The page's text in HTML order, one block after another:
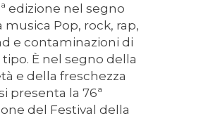
edizione nel segno
musica Pop, rock, rap,
e contaminazioni di
È nel segno della
e della freschezza
presenta la 76ª
del Festival della